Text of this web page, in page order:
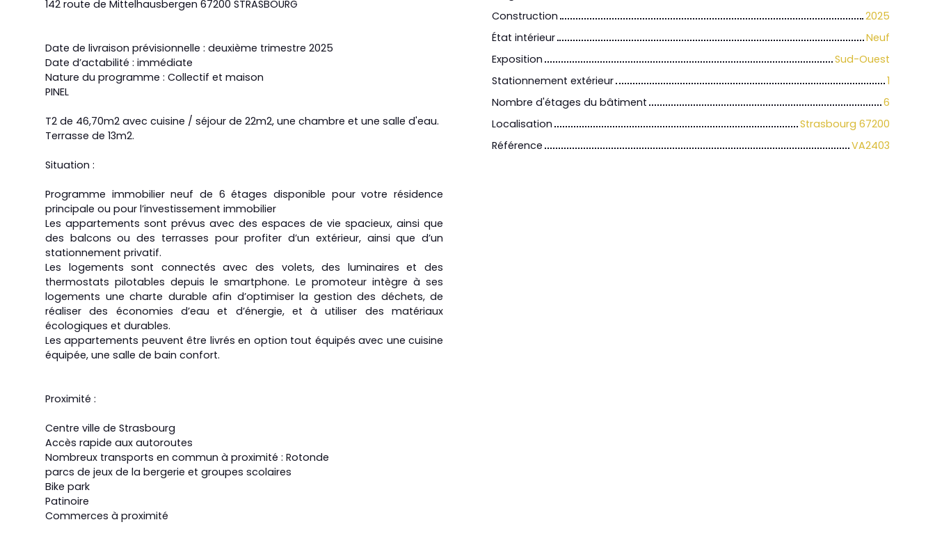
142 route de Mittelhausbergen 67200 STRASBOURG
Date de livraison prévisionnelle : deuxième trimestre 2025
Date d’actabilité : immédiate
Nature du programme : Collectif et maison
PINEL
T2 de 46,70m2 avec cuisine / séjour de 22m2, une chambre et une salle d'eau.
Terrasse de 13m2.
Situation :
Programme immobilier neuf de 6 étages disponible pour votre résidence
principale ou pour l’investissement immobilier
Les appartements sont prévus avec des espaces de vie spacieux, ainsi que
des balcons ou des terrasses pour profiter d’un extérieur, ainsi que d’un
stationnement privatif.
Les logements sont connectés avec des volets, des luminaires et des
thermostats pilotables depuis le smartphone. Le promoteur intègre à ses
logements une charte durable afin d’optimiser la gestion des déchets, de
réaliser des économies d’eau et d’énergie, et à utiliser des matériaux
écologiques et durables.
Les appartements peuvent être livrés en option tout équipés avec une cuisine
équipée, une salle de bain confort.
Proximité :
Centre ville de Strasbourg
Accès rapide aux autoroutes
Nombreux transports en commun à proximité : Rotonde
parcs de jeux de la bergerie et groupes scolaires
Bike park
Patinoire
Commerces à proximité
Construction
2025
État intérieur
Neuf
Exposition
Sud-Ouest
Stationnement extérieur
1
Nombre d'étages du bâtiment
6
Localisation
Strasbourg 67200
Référence
VA2403